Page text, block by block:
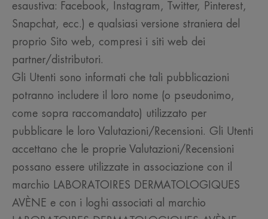
esaustiva: Facebook, Instagram, Twitter, Pinterest,
Snapchat, ecc.) e qualsiasi versione straniera del
proprio Sito web, compresi i siti web dei
partner/distributori.
Gli Utenti sono informati che tali pubblicazioni
potranno includere il loro nome (o pseudonimo,
come sopra raccomandato) utilizzato per
pubblicare le loro Valutazioni/Recensioni. Gli Utenti
accettano che le proprie Valutazioni/Recensioni
possano essere utilizzate in associazione con il
marchio LABORATOIRES DERMATOLOGIQUES
AVÈNE e con i loghi associati al marchio